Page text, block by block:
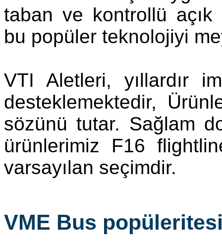
taban ve kontrollü
bu popüler teknolojiyi
VTI Aletleri, yıllardır
desteklemektedir,
sözünü tutar. Sağlam
ürünlerimiz F16
varsayılan seçimdir.
VME Bus